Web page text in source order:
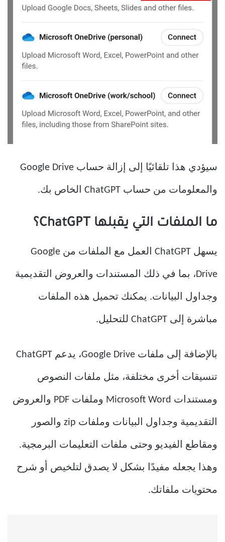
سيؤدي هذا تلقائيًا إلى إزالة حساب Google Drive
والمعلومات من حساب ChatGPT الخاص بك.
ما الملفات التي يقبلها ChatGPT؟
يسهل ChatGPT العمل مع الملفات من Google
Drive، بما في ذلك المستندات والعروض التقديمية
وجداول البيانات. يمكنك تحميل هذه الملفات
مباشرة إلى ChatGPT للتحليل.
بالإضافة إلى ملفات Google Drive، يدعم ChatGPT
تنسيقات أخرى مختلفة، مثل ملفات النصوص
ومستندات Microsoft Word وملفات PDF والعروض
التقديمية وجداول البيانات وملفات zip والصور
ومقاطع الفيديو وحتى ملفات التعليمات البرمجية.
وهذا يجعله مفيدًا بشكل لا يصدق لتلخيص أو شرح
محتويات ملفاتك.